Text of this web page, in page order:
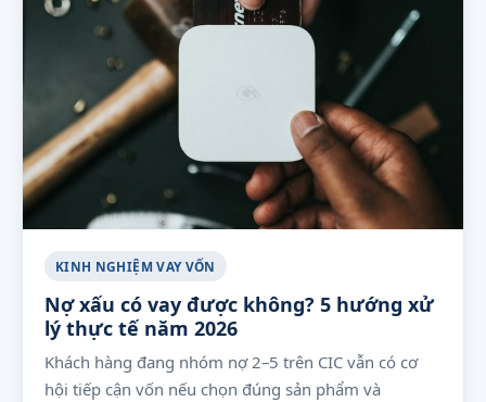
KINH NGHIỆM VAY VỐN
Nợ xấu có vay được không? 5 hướng xử
lý thực tế năm 2026
Khách hàng đang nhóm nợ 2–5 trên CIC vẫn có cơ
hội tiếp cận vốn nếu chọn đúng sản phẩm và